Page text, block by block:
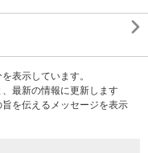

表示しています。
最新の情報に更新します
を伝えるメッセージを表示